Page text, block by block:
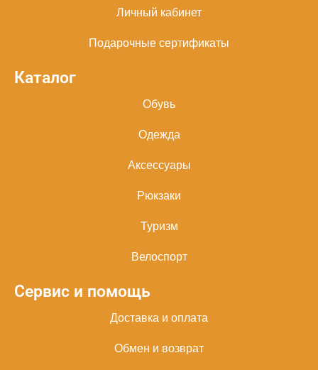
Личный кабинет
Подарочные сертификаты
Каталог
Обувь
Одежда
Аксессуары
Рюкзаки
Туризм
Велоспорт
Сервис и помощь
Доставка и оплата
Обмен и возврат